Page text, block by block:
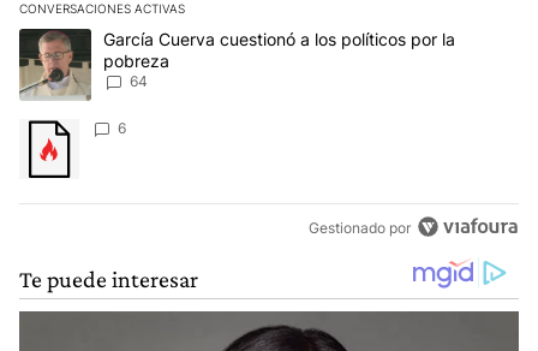
CONVERSACIONES ACTIVAS
Este listado muestra los artículos con más comentarios en los
Un artículo de tendencia con el título "García Cuerva cuestionó
García Cuerva cuestionó a los políticos por la
pobreza
64
Un artículo de tendencia con el título "" con 6 comentarios.
6
Gestionado por